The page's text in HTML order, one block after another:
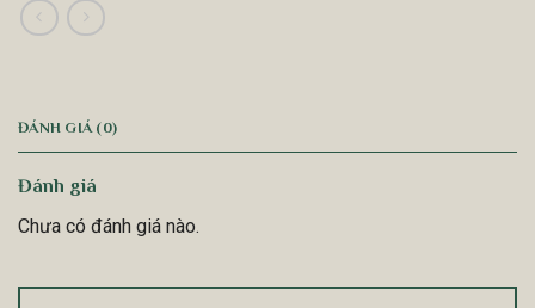
ĐÁNH GIÁ (0)
Đánh giá
Chưa có đánh giá nào.